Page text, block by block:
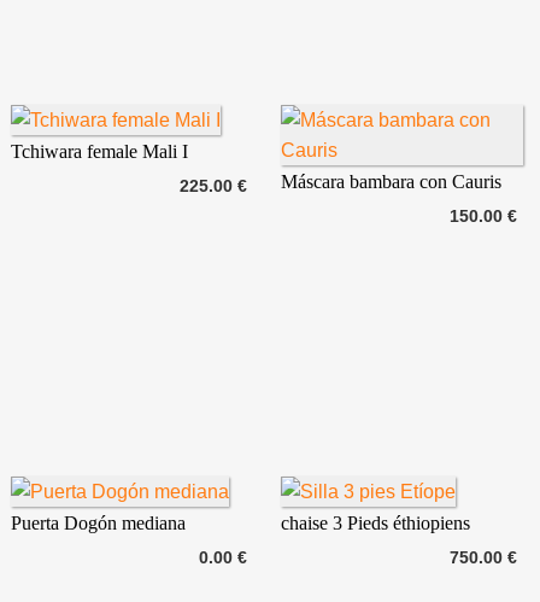
225.00 €
Tchiwara female Mali I
150.00 €
Máscara bambara con Cauris
0.00 €
Puerta Dogón mediana
750.00 €
chaise 3 Pieds éthiopiens